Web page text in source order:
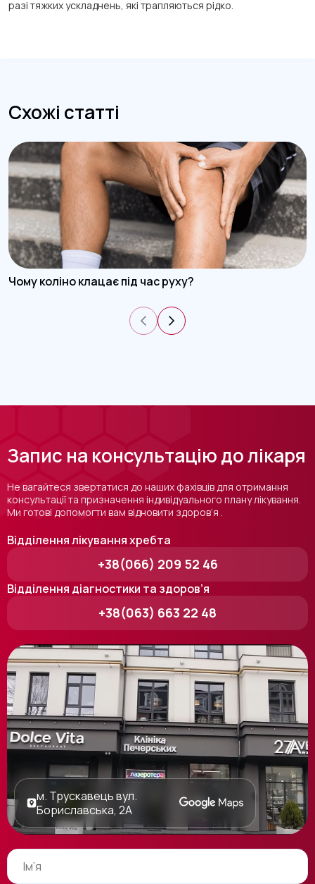
разі тяжких ускладнень, які трапляються рідко.
Схожі статті
Чому коліно клацає під час руху?
Запис на консультацію до лікаря
Не вагайтеся звертатися до наших фахівців для отримання
консультації та призначення індивідуального плану лікування.
Ми готові допомогти вам відновити здоров’я .
Відділення лікування хребта
+38(066) 209 52 46
Відділення діагностики та здоров’я
+38(063) 663 22 48
м. Трускавець вул.
Бориславська, 2А